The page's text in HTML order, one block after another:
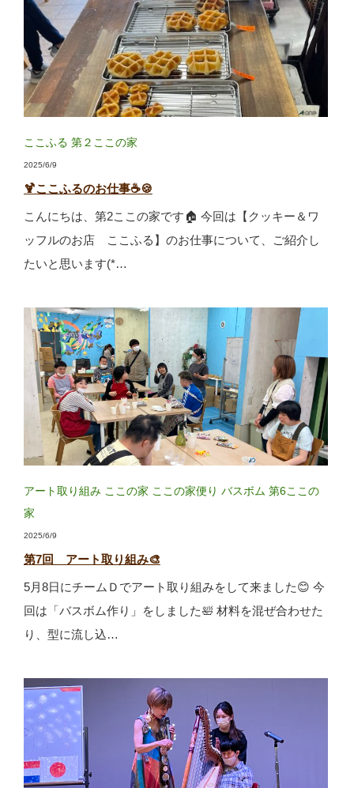
ここふる 第２ここの家
2025/6/9
🍹ここふるのお仕事☕🍪
こんにちは、第2ここの家です🏠 今回は【クッキー＆ワ
ッフルのお店 ここふる】のお仕事について、ご紹介し
たいと思います(*…
アート取り組み ここの家 ここの家便り バスボム 第6ここの
家
2025/6/9
第7回 アート取り組み🎨
5月8日にチームＤでアート取り組みをして来ました😊 今
回は「バスボム作り」をしました🛀 材料を混ぜ合わせた
り、型に流し込…